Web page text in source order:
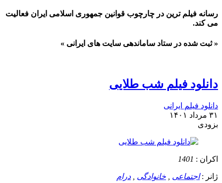
رسانه فیلم ترین در چارچوب قوانین جمهوری اسلامی ایران فعالیت
می کند.
« ثبت شده در ستاد ساماندهی سایت های ایرانی »
دانلود فیلم شب طلایی
دانلود فیلم ایرانی
۳۱ مرداد ۱۴۰۱
بزودی
اکران : 1401
ژانر :اجتماعی خانوادگی درام